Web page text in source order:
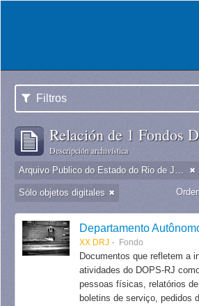
Filtros
Relación de 1 Fondos
Descripción archivística
Arquivo Publico do Estado do Rio de Janeiro -
Sólo objetos digitales
XX DRJ Fondo
Documentos que refletem a
atividades do DOPS-RJ
pessoas físicas, relatórios
boletins de serviço, pedidos